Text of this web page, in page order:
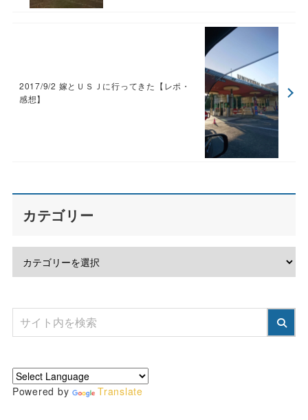
2017/9/2 嫁とＵＳＪに行ってきた【レポ・
感想】
カテゴリー
Powered by Translate